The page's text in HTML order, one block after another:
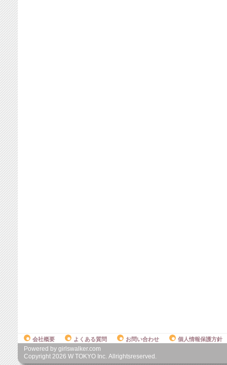
会社概要 よくある質問 お問い合わせ 個人情報保護方針
Powered by girlswalker.com
Copyright 2026 W TOKYO Inc. Allrightsreserved.